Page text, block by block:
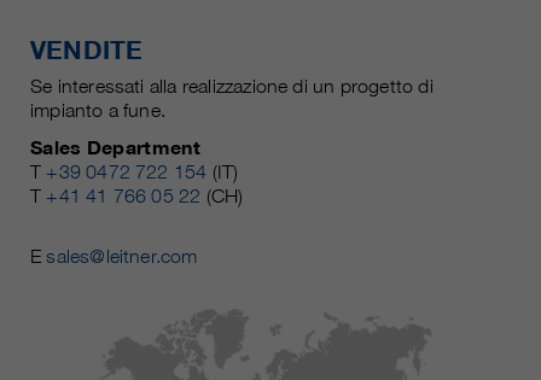
VENDITE
Se interessati alla realizzazione di un progetto di
impianto a fune.
Sales Department
T +39 0472 722 154 (IT)
T +41 41 766 05 22 (CH)
Esales@leitner.com